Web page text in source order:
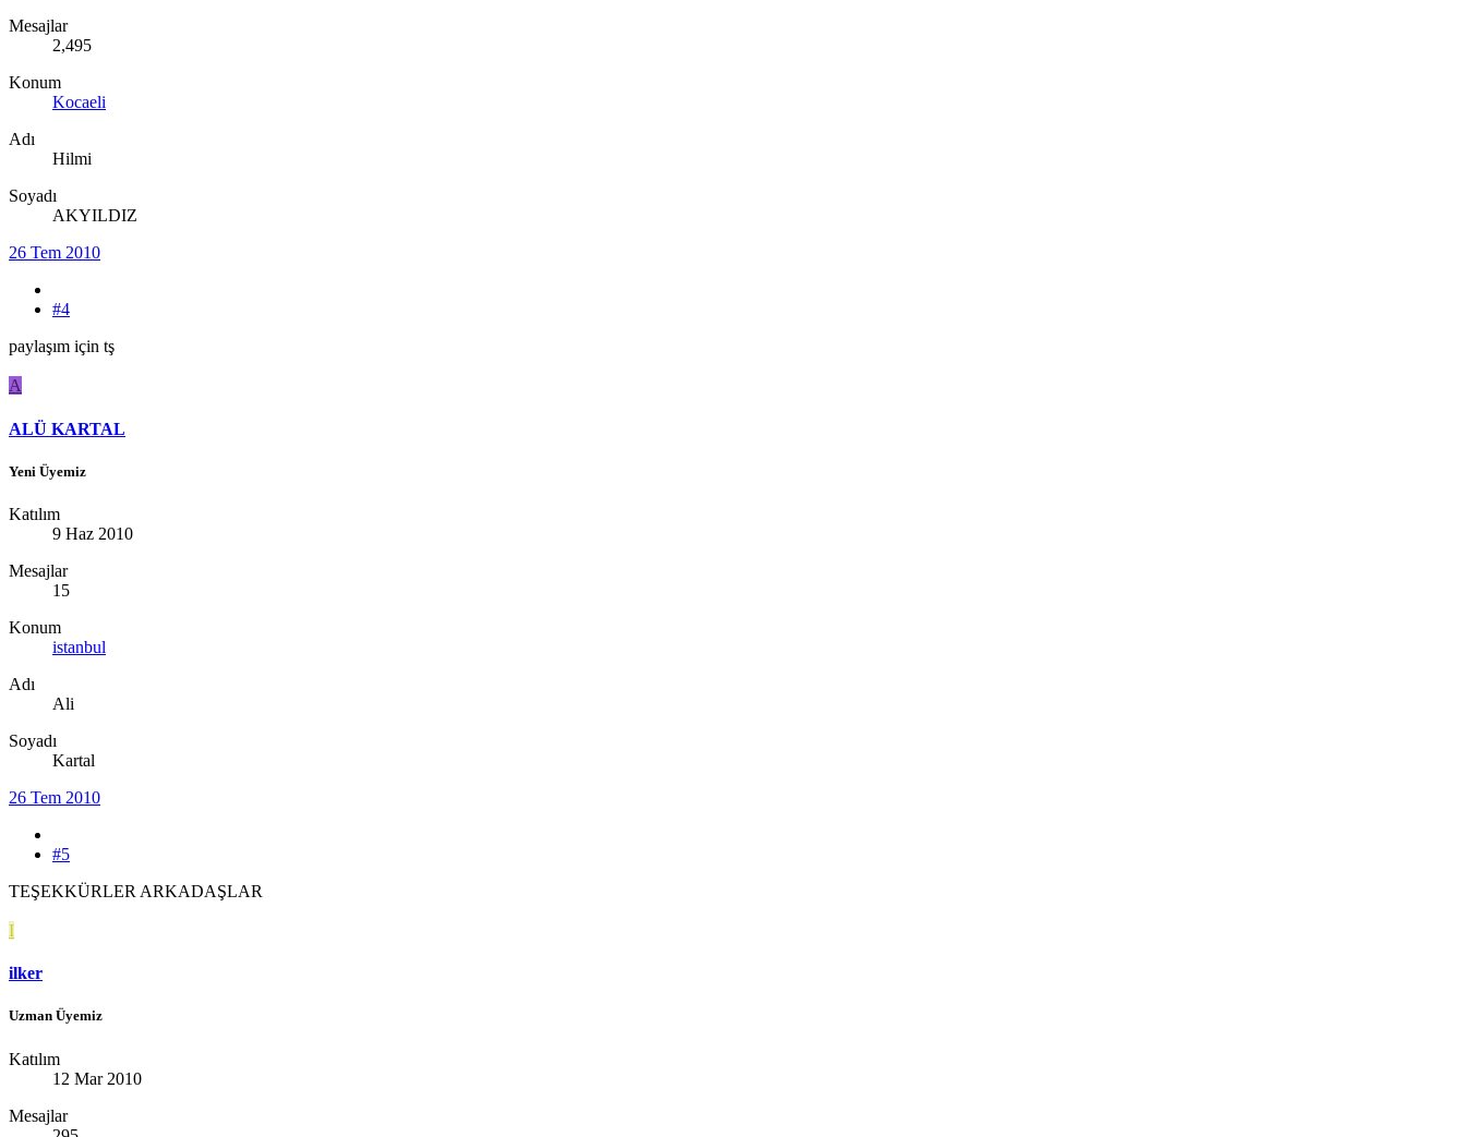
Mesajlar
2,495
Konum
Kocaeli
Adı
Hilmi
Soyadı
AKYILDIZ
26 Tem 2010
#4
paylaşım için tş
A
ALÜ KARTAL
Yeni Üyemiz
Katılım
9 Haz 2010
Mesajlar
15
Konum
istanbul
Adı
Ali
Soyadı
Kartal
26 Tem 2010
#5
TEŞEKKÜRLER ARKADAŞLAR
I
ilker
Uzman Üyemiz
Katılım
12 Mar 2010
Mesajlar